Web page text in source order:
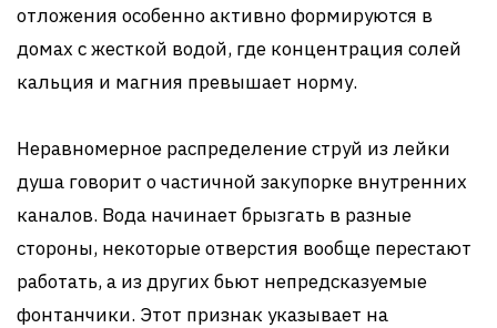
отложения особенно активно формируются в
домах с жесткой водой, где концентрация солей
кальция и магния превышает норму.
Неравномерное распределение струй из лейки
душа говорит о частичной закупорке внутренних
каналов. Вода начинает брызгать в разные
стороны, некоторые отверстия вообще перестают
работать, а из других бьют непредсказуемые
фонтанчики. Этот признак указывает на